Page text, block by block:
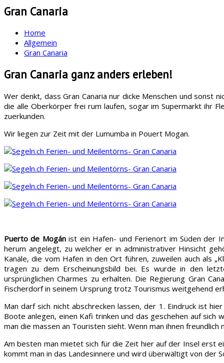
Gran Canaria
Home
Allgemein
Gran Canaria
Gran Canaria ganz anders erleben!
Wer denkt, dass Gran Canaria nur dicke Menschen und sonst
die alle Oberkörper frei rum laufen, sogar im Supermarkt ihr
zuerkunden.
Wir liegen zur Zeit mit der Lumumba in Pouert Mogan.
Puerto de Mogánist ein Hafen- und Ferienort im Süden der
herum angelegt, zu welcher er in administrativer Hinsicht
Kanäle, die vom Hafen in den Ort führen, zuweilen auch als
tragen zu dem Erscheinungsbild bei. Es wurde in den
ursprünglichen Charmes zu erhalten. Die Regierung Gran
Fischerdorf in seinem Ursprung trotz Tourismus weitgehend
Man darf sich nicht abschrecken lassen, der 1. Eindruck ist
Boote anlegen, einen Kafi trinken und das geschehen auf sich
man die massen an Touristen sieht. Wenn man ihnen
Am besten man mietet sich für die Zeit hier auf der Insel erst
kommt man in das Landesinnere und wird überwältigt von der